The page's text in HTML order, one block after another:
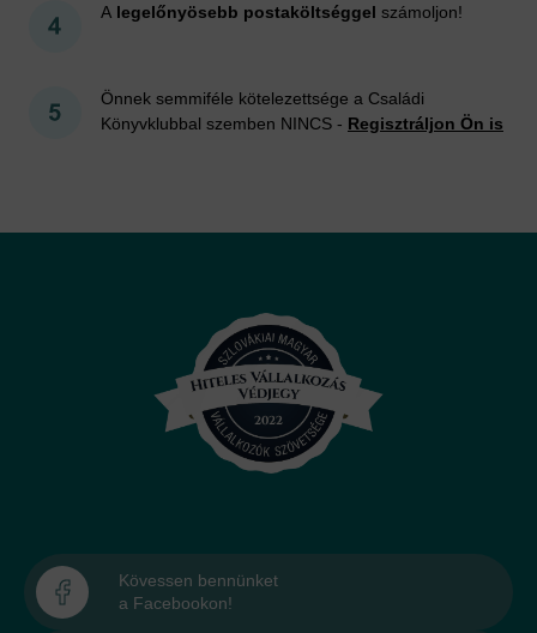
A legelőnyösebb postaköltséggel számoljon!
Önnek semmiféle kötelezettsége a Családi
Könyvklubbal szemben NINCS - Regisztráljon Ön is
Kövessen bennünket
a Facebookon!